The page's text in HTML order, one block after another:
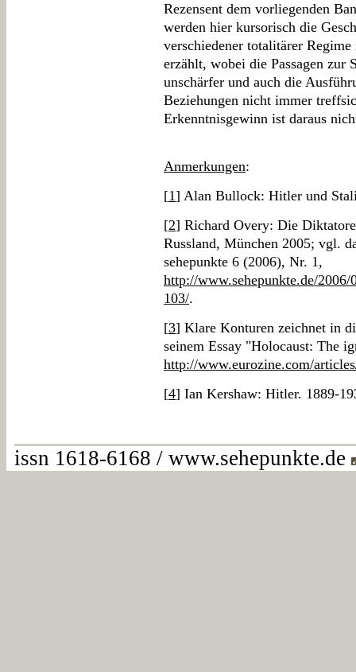
Rezensent dem vorliegenden
werden hier kursorisch die
verschiedener totalitärer
erzählt, wobei die Passagen
unschärfer und auch die
Beziehungen nicht immer
Erkenntnisgewinn ist daraus
Anmerkungen:
[1] Alan Bullock: Hitler und
[2] Richard Overy: Die
Russland, München 2005; vgl.
sehepunkte 6 (2006), Nr. 1,
http://www.sehepunkte.de/
103/.
[3] Klare Konturen zeichnet in
seinem Essay "Holocaust: The
http://www.eurozine.com/
[4] Ian Kershaw: Hitler. 1889-
issn 1618-6168 / www.sehepunkte.de